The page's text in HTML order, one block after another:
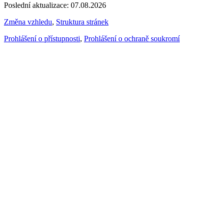
Poslední aktualizace: 07.08.2026
Změna vzhledu, Struktura stránek
Prohlášení o přístupnosti, Prohlášení o ochraně soukromí